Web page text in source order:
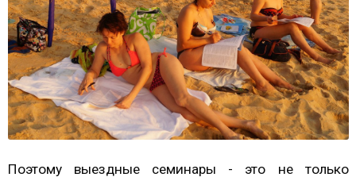
Научно-исследовательский
институт психотравм личности
© Научно-Исследовательский институт